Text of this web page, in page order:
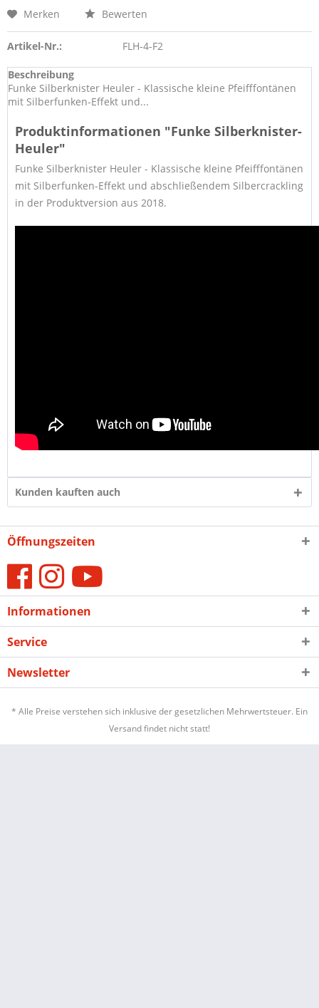
Merken Bewerten
Artikel-Nr.: FLH-4-F2
Beschreibung
Funke Silberknister Heuler - Klassische kleine Pfeifffontänen
mit Silberfunken-Effekt und...
Produktinformationen "Funke Silberknister-
Heuler"
Funke Silberknister Heuler - Klassische kleine Pfeifffontänen
mit Silberfunken-Effekt und abschließendem Silbercrackling
in der Produktversion aus 2018.
Kunden kauften auch
Öffnungszeiten
Informationen
Service
Newsletter
* Alle Preise verstehen sich inklusive der gesetzlichen Mehrwertsteuer. Ein
Versand findet nicht statt!